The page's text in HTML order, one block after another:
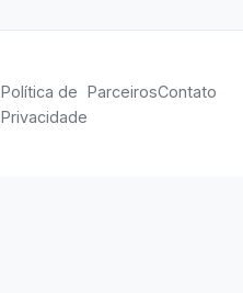
Política de
Privacidade
ParceirosContato